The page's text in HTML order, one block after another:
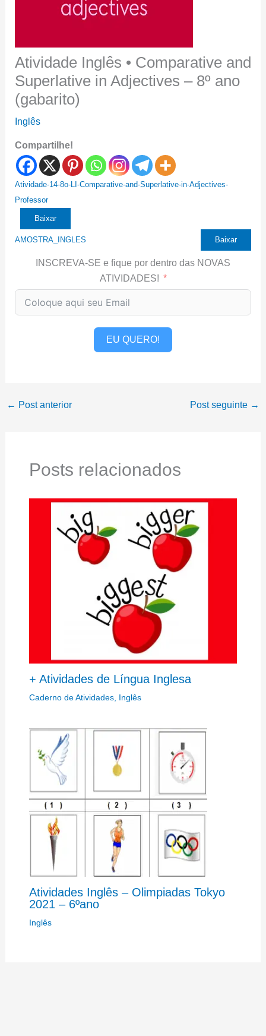
Atividade Inglês • Comparative and
Superlative in Adjectives – 8º ano
(gabarito)
Inglês
Compartilhe!
Atividade-14-8o-LI-Comparative-and-Superlative-in-Adjectives-
Professor
Baixar
AMOSTRA_INGLES Baixar
INSCREVA-SE e fique por dentro das NOVAS
ATIVIDADES!
EU QUERO!
← Post anterior Post seguinte →
Posts relacionados
+ Atividades de Língua Inglesa
Caderno de Atividades, Inglês
Atividades Inglês – Olimpiadas Tokyo
2021 – 6ºano
Inglês